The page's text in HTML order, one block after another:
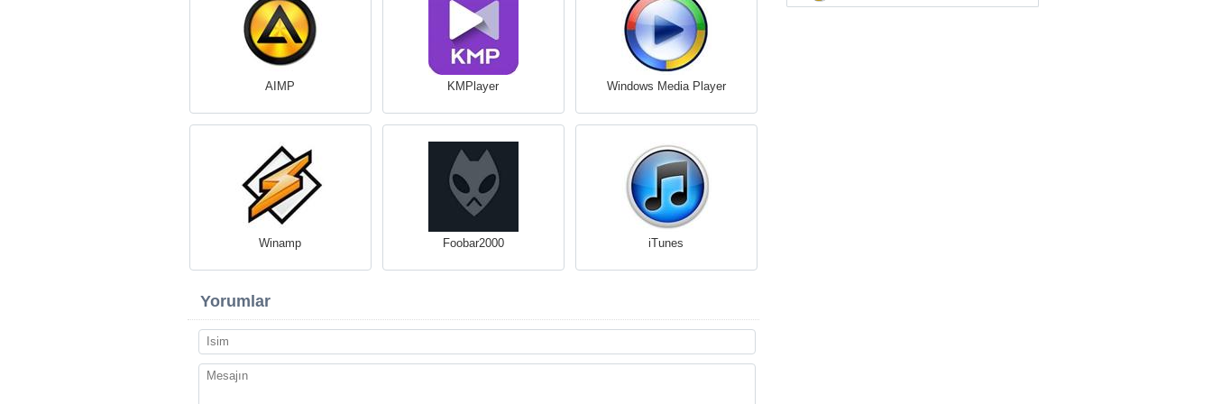
AIMP KMPlayer Windows Media Player
Winamp Foobar2000 iTunes
Yorumlar